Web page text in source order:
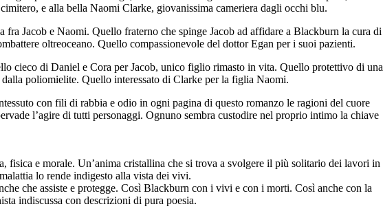
e alla bella Naomi Clarke, giovanissima cameriera dagli occhi blu.
fra Jacob e Naomi. Quello fraterno che spinge Jacob ad affidare a Blackburn la cura di
oltreoceano. Quello compassionevole del dottor Egan per i suoi pazienti.
cieco di Daniel e Cora per Jacob, unico figlio rimasto in vita. Quello protettivo di una
poliomielite. Quello interessato di Clarke per la figlia Naomi.
con fili di rabbia e odio in ogni pagina di questo romanzo le ragioni del cuore
l’agire di tutti personaggi. Ognuno sembra custodire nel proprio intimo la chiave
fisica e morale. Un’anima cristallina che si trova a svolgere il più solitario dei lavori in
lo rende indigesto alla vista dei vivi.
che assiste e protegge. Così Blackburn con i vivi e con i morti. Così anche con la
indiscussa con descrizioni di pura poesia.